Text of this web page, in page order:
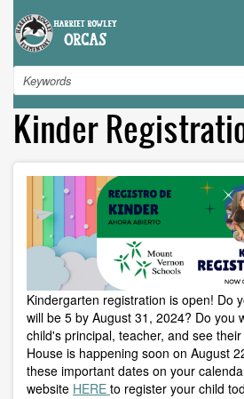
main
content
Search
Kinder
Kindergarten registration is open! Do
will be 5 by August 31, 2024? Do you
child's principal, teacher, and see
House is happening soon on August
these important dates on your
website HERE to register your child